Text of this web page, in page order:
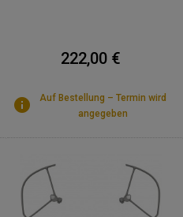
222,00 €
Auf Bestellung – Termin wird
angegeben